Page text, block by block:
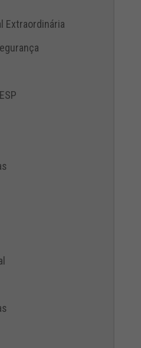
Extraordinária